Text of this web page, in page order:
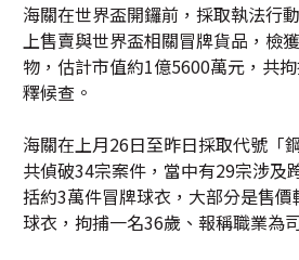
海關在世界盃開鑼前，採取執法行
上售賣與世界盃相關冒牌貨品，檢
物，估計市值約1億5600萬元，共
釋候查。
海關在上月26日至昨日採取代號「
共偵破34宗案件，當中有29宗涉及
括約3萬件冒牌球衣，大部分是售
球衣，拘捕一名36歲、報稱職業為